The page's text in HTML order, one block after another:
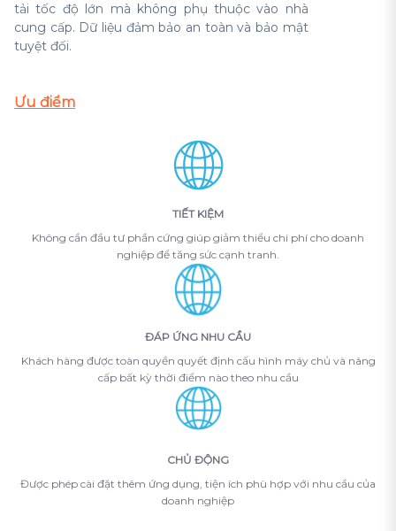
tải tốc độ lớn mà không phụ thuộc vào nhà
cung cấp. Dữ liệu đảm bảo an toàn và bảo mật
tuyệt đối.
Ưu điểm
TIẾT KIỆM
Không cần đầu tư phần cứng giúp giảm thiểu chi phí cho doanh
nghiệp để tăng sức cạnh tranh.
ĐÁP ỨNG NHU CẦU
Khách hàng được toàn quyền quyết định cấu hình máy chủ và nâng
cấp bất kỳ thời điểm nào theo nhu cầu
CHỦ ĐỘNG
Được phép cài đặt thêm ứng dụng, tiện ích phù hợp với nhu cầu của
doanh nghiệp